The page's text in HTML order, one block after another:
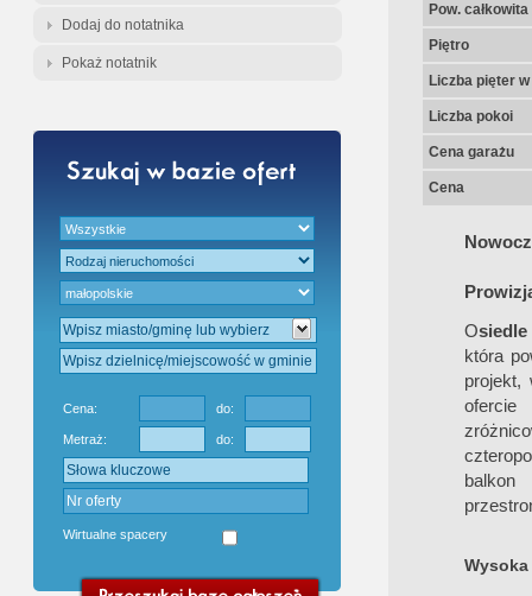
Dodaj do notatnika
Pokaż notatnik
Cena: do:
Metraż: do:
Wirtualne spacery
Pow.
Piętro
Liczba pięter
Liczba pokoi
Cena garażu
Cena
O
która